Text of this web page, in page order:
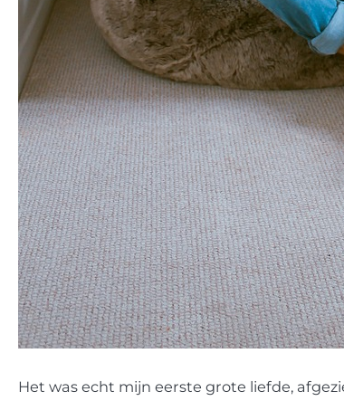
Het was echt mijn eerste grote liefde,